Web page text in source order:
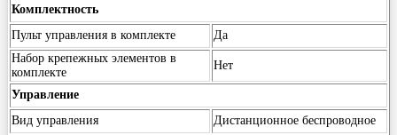
Комплектность
Пульт управления в комплекте
Да
Набор крепежных элементов в
комплекте
Нет
Управление
Вид управления
Дистанционное беспроводное